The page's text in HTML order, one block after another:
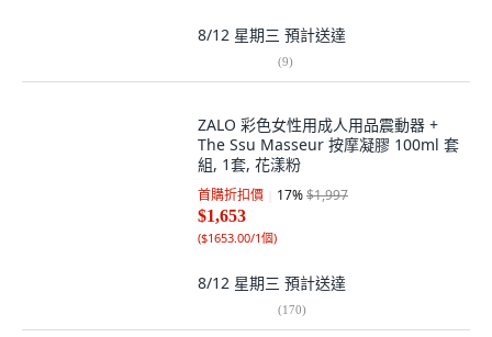
8/12 星期三 預計送達
(9)
ZALO 彩色女性用成人用品震動器 +
The Ssu Masseur 按摩凝膠 100ml 套
組, 1套, 花漾粉
首購折扣價 17%$1,997
$1,653
($1653.00/1個)
8/12 星期三 預計送達
(170)